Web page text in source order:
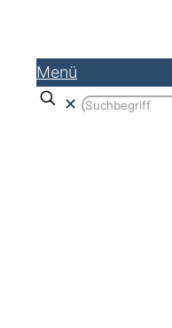
Menü
✕